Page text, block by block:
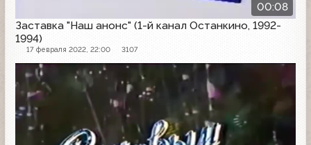
00:08
Заставка "Наш анонс" (1-й канал Останкино, 1992-
1994)
17 февраля 2022, 22:00 3107
Заставка